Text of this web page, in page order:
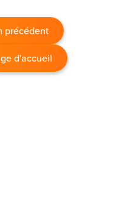
précédent
d'accueil